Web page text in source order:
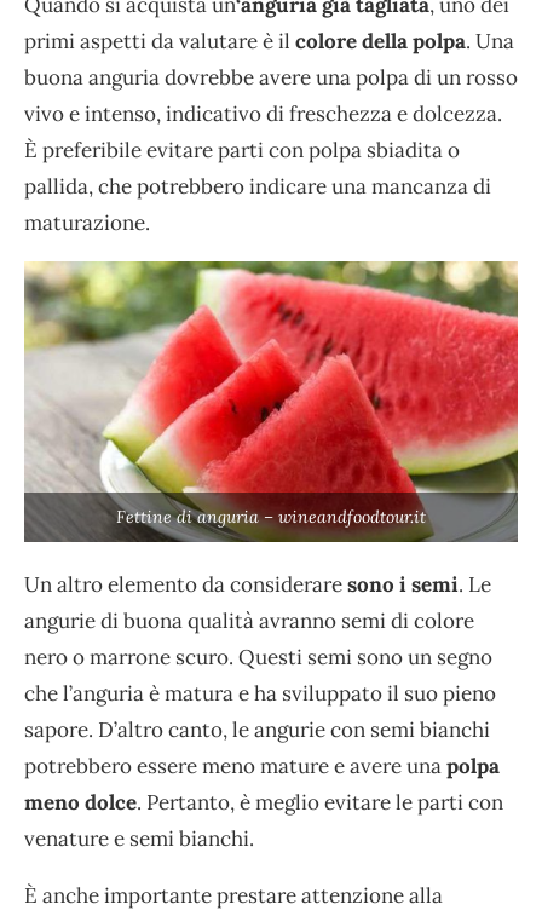
primi aspetti da valutare è il colore della polpa. Una
buona anguria dovrebbe avere una polpa di un rosso
vivo e intenso, indicativo di freschezza e dolcezza.
È preferibile evitare parti con polpa sbiadita o
pallida, che potrebbero indicare una mancanza di
maturazione.
Fettine di anguria – wineandfoodtour.it
Un altro elemento da consideraresono i semi. Le
angurie di buona qualità avranno semi di colore
nero o marrone scuro. Questi semi sono un segno
che l’anguria è matura e ha sviluppato il suo pieno
sapore. D’altro canto, le angurie con semi bianchi
potrebbero essere meno mature e avere unapolpa
meno dolce. Pertanto, è meglio evitare le parti con
venature e semi bianchi.
È anche importante prestare attenzione alla